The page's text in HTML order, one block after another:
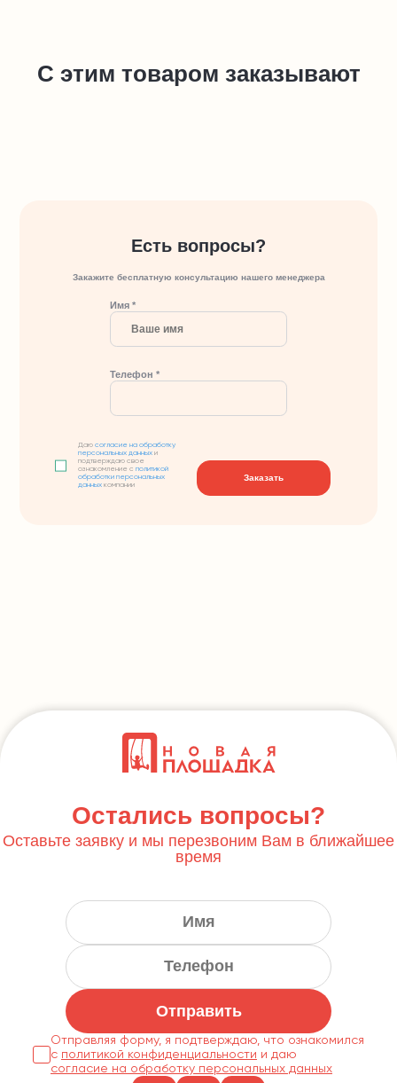
С этим товаром заказывают
Есть вопросы?
Закажите бесплатную консультацию нашего менеджера
Имя *
Телефон *
Даюсогласие на обработку
персональных данных и
подтверждаю свое
ознакомление сполитикой
обработки персональных
данных компании
Заказать
Остались вопросы?
Оставьте заявку и мы перезвоним Вам в ближайшее
время
Отправить
Отправляя форму, я подтверждаю, что ознакомился
с политикой конфиденциальности
согласие на обработку персональных данных